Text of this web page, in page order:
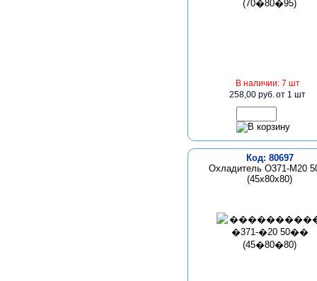
В наличии: 7 шт
258,00 руб.от 1 шт
Код: 80697
Охладитель О371-М20
(45х80х80)